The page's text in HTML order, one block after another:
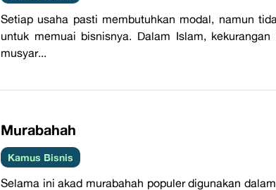
Setiap usaha pasti membutuhkan modal, namun
untuk memuai bisnisnya. Dalam Islam,
musyar...
Murabahah
Kamus Bisnis
Selama ini akad murabahah populer digunakan